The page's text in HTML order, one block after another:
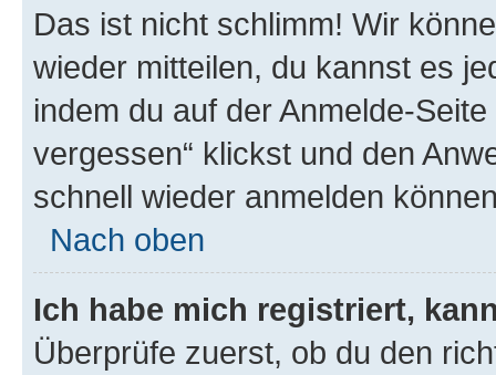
Das ist nicht schlimm! Wir
wieder mitteilen, du kannst es
indem du auf der Anmelde-
vergessen“ klickst und den
schnell wieder anmelden
Nach oben
Ich habe mich registriert,
Überprüfe zuerst, ob du den